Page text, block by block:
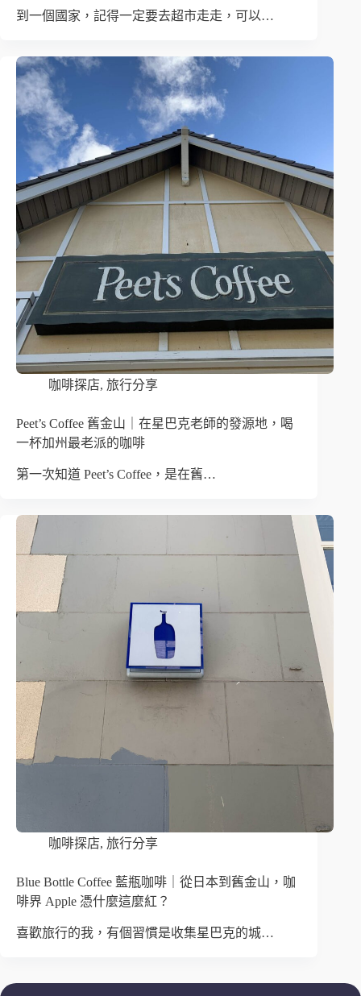
到一個國家，記得一定要去超市走走，可以…
咖啡探店, 旅行分享
Peet’s Coffee 舊金山｜在星巴克老師的發源地，喝
一杯加州最老派的咖啡
第一次知道 Peet’s Coffee，是在舊…
咖啡探店, 旅行分享
Blue Bottle Coffee 藍瓶咖啡｜從日本到舊金山，咖
啡界 Apple 憑什麼這麼紅？
喜歡旅行的我，有個習慣是收集星巴克的城…